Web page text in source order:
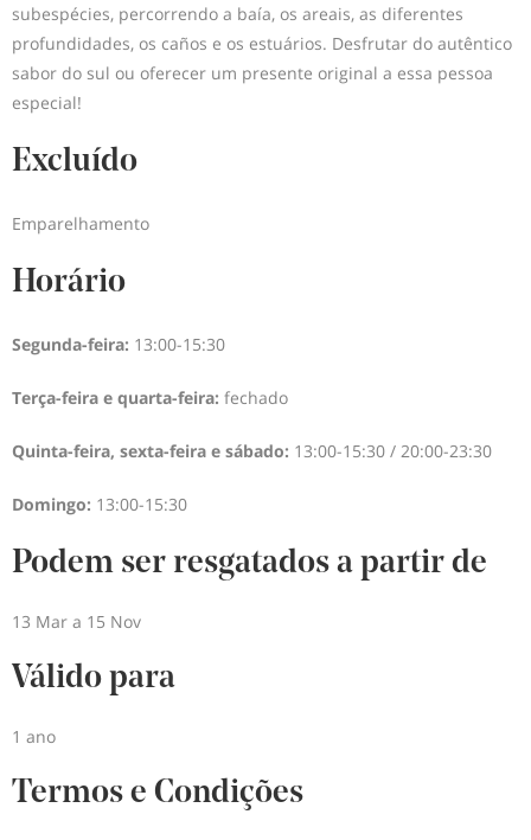
subespécies, percorrendo a baía, os areais, as diferentes
profundidades, os caños e os estuários. Desfrutar do autêntico
sabor do sul ou oferecer um presente original a essa pessoa
especial!
Excluído
Emparelhamento
Horário
Segunda-feira: 13:00-15:30
Terça-feira e quarta-feira: fechado
Quinta-feira, sexta-feira e sábado: 13:00-15:30 / 20:00-23:30
Domingo: 13:00-15:30
Podem ser resgatados a partir de
13 Mar a 15 Nov
Válido para
1 ano
Termos e Condições